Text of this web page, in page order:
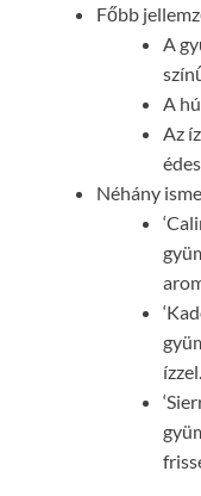
Főbb
A
A
Az
édes.
Néhány
ízzel.